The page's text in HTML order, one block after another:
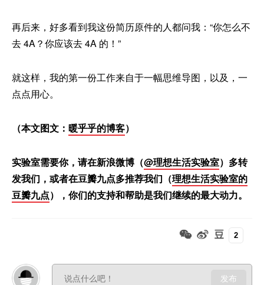
再后来，好多看到我这份简历原件的人都问我：“你怎么不
去 4A？你应该去 4A 的！”
就这样，我的第一份工作来自于一幅思维导图，以及，一
点点用心。
（本文图文： 暖乎乎的博客）
实验室需要你，请在新浪微博（@理想生活实验室）多转
发我们，或者在豆瓣九点多推荐我们（理想生活实验室的
豆瓣九点），你们的支持和帮助是我们继续的最大动力。
2
发布